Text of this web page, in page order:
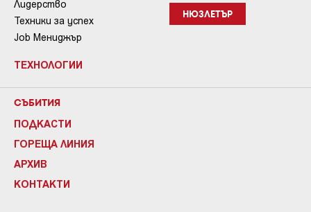
Лидерство
Техники за успех
Job Мениджър
ТЕХНОЛОГИИ
НЮЗЛЕТЪР
СЪБИТИЯ
ПОДКАСТИ
ГОРЕЩА ЛИНИЯ
АРХИВ
КОНТАКТИ